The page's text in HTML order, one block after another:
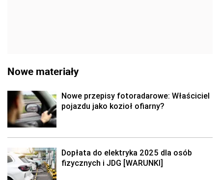
Nowe materiały
Nowe przepisy fotoradarowe: Właściciel
pojazdu jako kozioł ofiarny?
Dopłata do elektryka 2025 dla osób
fizycznych i JDG [WARUNKI]